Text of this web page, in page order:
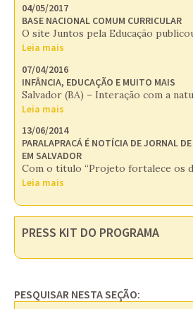
04/05/2017
BASE NACIONAL COMUM CURRICULAR
O site Juntos pela Educação
Leia mais
07/04/2016
INFÂNCIA, EDUCAÇÃO E MUITO MAIS
Salvador (BA) – Interação com a
Leia mais
13/06/2014
PARALAPRACÁ É NOTÍCIA DE JORNAL
EM SALVADOR
Com o título “Projeto fortalece os
Leia mais
PRESS KIT DO PROGRAMA
PESQUISAR NESTA SEÇÃO: